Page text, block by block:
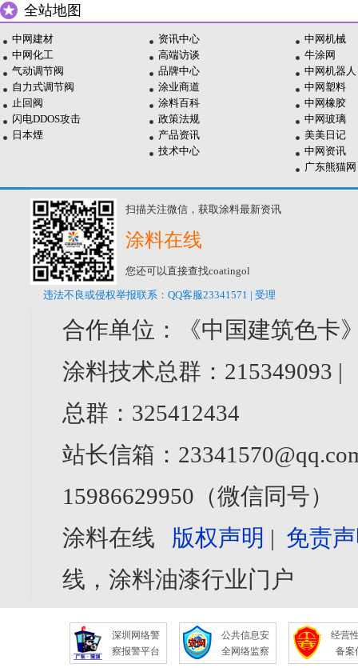
全站地图
中网建材
中网化工
气动调节阀
自力式调节阀
止回阀
闪电DDOS攻击
日本煙
资讯中心
高端访谈
品牌中心
涂业商道
涂料百科
政策法规
产品资讯
技术中心
中网机械
牛涂网
中网机器人
中网塑料
中网橡胶
中网玻璃
美美日记
中网资讯
广东熊猫网
扫描关注微信，获取涂料最新资讯
涂料在线
您还可以直接查找coatingol
违法不良或侵权举报联系：QQ客服23341571 | 受理
合作单位：《中国建筑色卡
涂料技术总群：
总群：325412434
站长信箱：
15986629950（微信同号）
涂料在线 版权声明 | 免责
线，涂料油漆行业门户
深圳网络警
察报警平台
公共信息安
全网络监察
经营
备案